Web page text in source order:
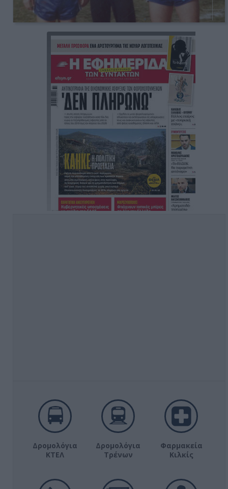
Δρομολόγια
ΚΤΕΛ
Δρομολόγια
Τρένων
Φαρμακεία
Κιλκίς